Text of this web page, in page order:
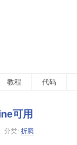
教程 代码
可用
分类: 折腾